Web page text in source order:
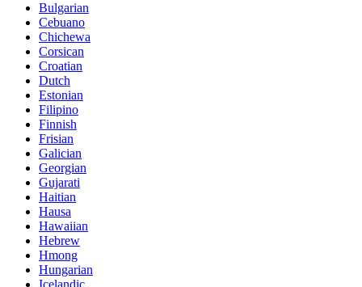
Bulgarian
Cebuano
Chichewa
Corsican
Croatian
Dutch
Estonian
Filipino
Finnish
Frisian
Galician
Georgian
Gujarati
Haitian
Hausa
Hawaiian
Hebrew
Hmong
Hungarian